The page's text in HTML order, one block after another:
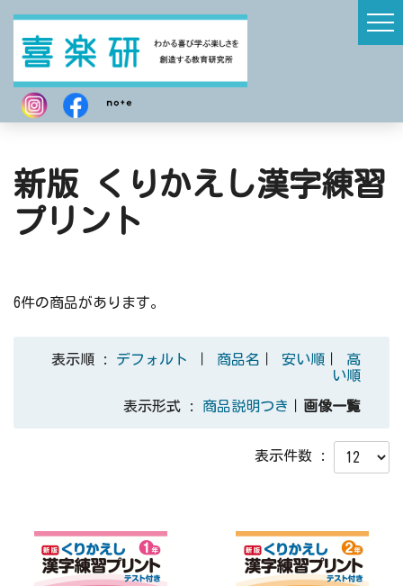
新版 くりかえし漢字練習
プリント
6件の商品があります。
表示順 : デフォルト 商品名 安い順
高
い順
表示形式 : 商品説明つき 画像一覧
表示件数 :